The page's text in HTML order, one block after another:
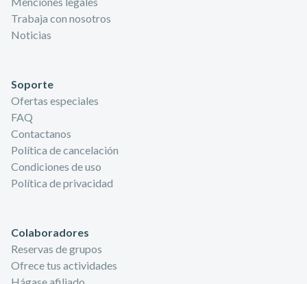
Trabaja con nosotros
Noticias
Soporte
Ofertas especiales
FAQ
Contactanos
Política de cancelación
Condiciones de uso
Política de privacidad
Colaboradores
Reservas de grupos
Ofrece tus actividades